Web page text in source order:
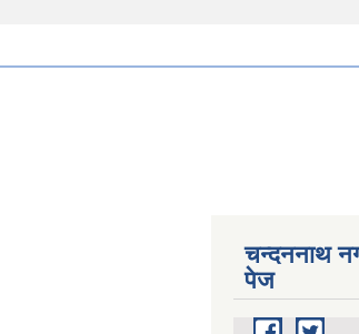
चन्दननाथ
पेज